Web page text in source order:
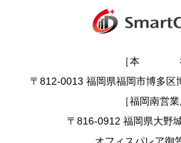
［本 社
〒812-0013 福岡県福岡市博多区
［福岡南営業
〒816-0912 福岡県大野
オフィスパレア御